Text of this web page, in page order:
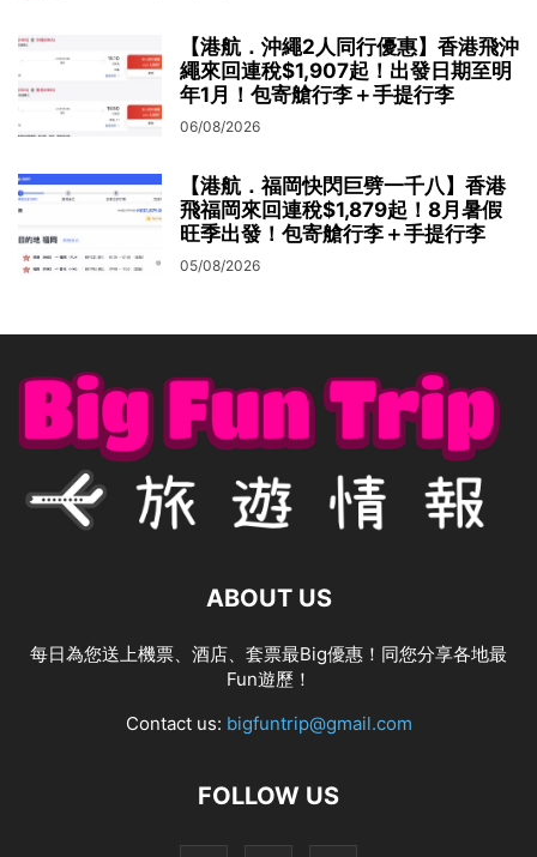
【港航．沖繩2人同行優惠】香港飛沖
繩來回連稅$1,907起！出發日期至明
年1月！包寄艙行李＋手提行李
06/08/2026
【港航．福岡快閃巨劈一千八】香港
飛福岡來回連稅$1,879起！8月暑假
旺季出發！包寄艙行李＋手提行李
05/08/2026
ABOUT US
每日為您送上機票、酒店、套票最Big優惠！同您分享各地最
Fun遊歷！
Contact us: bigfuntrip@gmail.com
FOLLOW US